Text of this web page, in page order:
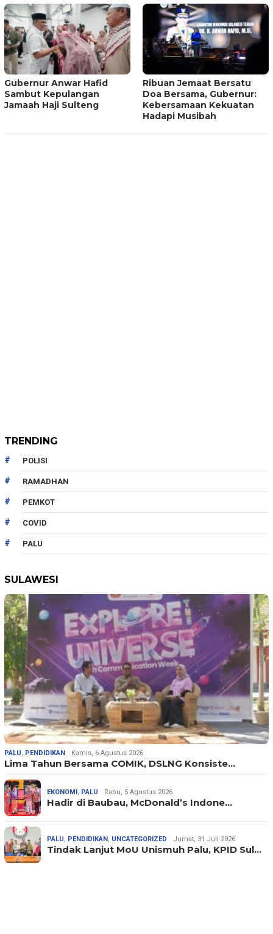
Gubernur Anwar Hafid
Sambut Kepulangan
Jamaah Haji Sulteng
Ribuan Jemaat Bersatu
Doa Bersama, Gubernur:
Kebersamaan Kekuatan
Hadapi Musibah
TRENDING
POLISI
RAMADHAN
PEMKOT
COVID
PALU
SULAWESI
PALU, PENDIDIKAN Kamis, 6 Agustus 2026
Lima Tahun Bersama COMIK, DSLNG Konsiste…
EKONOMI , PALU Rabu, 5 Agustus 2026
Hadir di Baubau, McDonald’s Indone…
PALU, PENDIDIKAN , UNCATEGORIZED Jumat, 31 Juli 2026
Tindak Lanjut MoU Unismuh Palu, KPID Sul…